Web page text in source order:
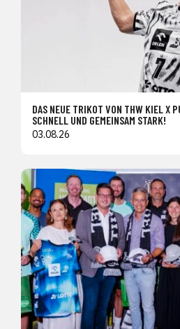
DAS NEUE TRIKOT VON THW KIEL X
SCHNELL UND GEMEINSAM STARK!
03.08.26